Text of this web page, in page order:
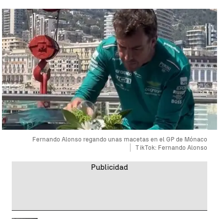
Fernando Alonso regando unas macetas en el GP de Mónaco
TikTok: Fernando Alonso